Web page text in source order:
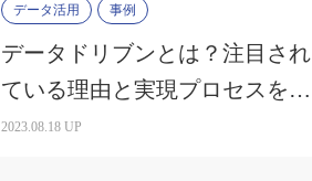
データ活用 事例
データドリブンとは？注目され
ている理由と実現プロセスを解
説
2023.08.18 UP